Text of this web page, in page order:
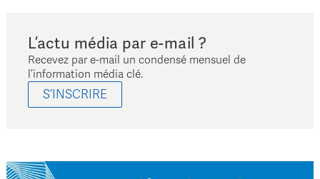
L’actu média par e-mail ?
Recevez par e-mail un condensé mensuel de
l’information média clé.
S’INSCRIRE